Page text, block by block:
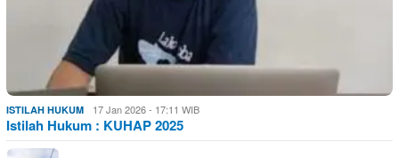
ISTILAH HUKUM 17 Jan 2026 - 17:11 WIB
Istilah Hukum : KUHAP 2025